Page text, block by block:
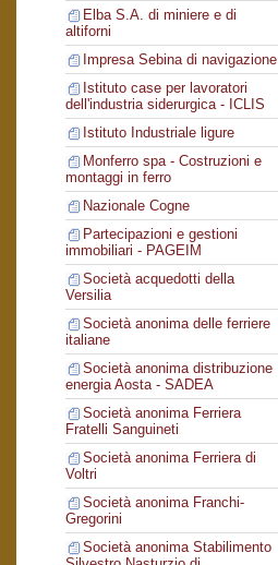
Elba S.A. di miniere e di
altiforni
Impresa Sebina di navigazione
Istituto case per lavoratori
dell'industria siderurgica - ICLIS
Istituto Industriale ligure
Monferro spa - Costruzioni e
montaggi in ferro
Nazionale Cogne
Partecipazioni e gestioni
immobiliari - PAGEIM
Società acquedotti della
Versilia
Società anonima delle ferriere
italiane
Società anonima distribuzione
energia Aosta - SADEA
Società anonima Ferriera
Fratelli Sanguineti
Società anonima Ferriera di
Voltri
Società anonima Franchi-
Gregorini
Società anonima Stabilimento